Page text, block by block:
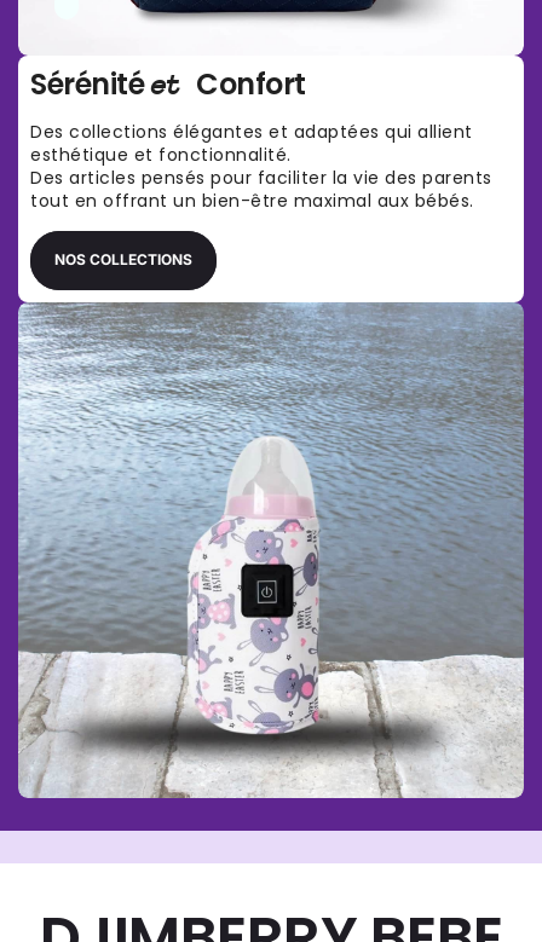
Sérénitéet Confort
Des collections élégantes et adaptées qui allient
esthétique et fonctionnalité.
Des articles pensés pour faciliter la vie des parents
tout en offrant un bien-être maximal aux bébés.
NOS COLLECTIONS